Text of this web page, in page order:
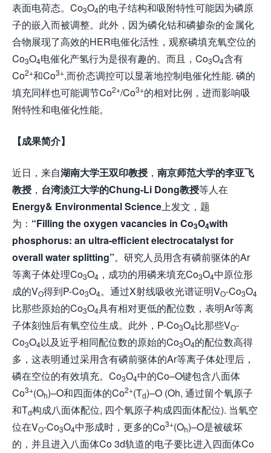
表面电荷态。Co3O4的电子结构和吸附特性可能因为磷原
子的嵌入而被调整。此外，因为磷化钴和磷掺杂的金属化
合物展现了高效的HER电催化活性，观察磷填充氧空位的
Co3O4电催化产氢行为是很有趣的。而且，Co3O4含有
Co2+和Co3+,而价态调控可以显著地控制电催化性能. 磷的
填充同样也可能调节Co2+/Co3+的相对比例，进而影响吸
附特性和电催化性能。
【成果简介】
近日，来自湖南大学王双印教授 ， 南京师范大学的李亚飞
教授 ， 台湾淡江大学的Chung-Li Dong教授等人在
Energy& Environmental Science上发文，题
为： “Filling the oxygen vacancies in Co3O4with
phosphorus: an ultra-efficient electrocatalyst for
overall water splitting”。研究人员用含有磷前驱体的Ar
等离子体处理Co3O4 ，成功的用磷来填充Co3O4中原位形
成的VO得到P-Co3O4。通过X射线吸收光谱证明VO-Co3O4
比那些原始的Co3O4具有相对更低的配位数，表明Ar等离
子体刻蚀后有氧空位生成。此外，P-Co3O4比那些VO-
Co3O4以及近乎相同配位数的原始的Co3O4的配位数高得
多，这表明通过采用含有磷前驱体的Ar等离子体处理后，
磷在空位的有效填充。Co3O4中的Co–O键包含八面体
Co3+(Oh)–O和四面体的Co2+(Td)–O (Oh, 通过留个氧原子
和Td构成八面体配位, 四个氧原子构成四面体配位). 当氧空
位在VO-Co3O4中形成时，更多的Co3+(Oh)–O是被破坏
的，并且进入八面体Co 3d轨道的电子要比进入四面体Co